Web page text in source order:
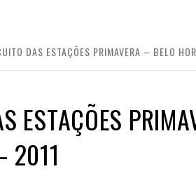
DAS ESTAÇÕES PRIMAVERA – BELO
ESTAÇÕES
2011